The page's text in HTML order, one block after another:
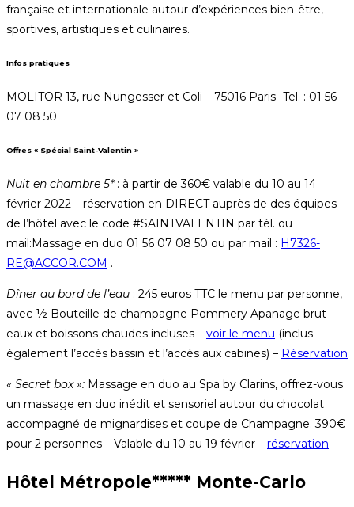
française et internationale autour d’expériences bien-être,
sportives, artistiques et culinaires.
Infos pratiques
MOLITOR 13, rue Nungesser et Coli – 75016 Paris -Tel. : 01 56
07 08 50
Offres « Spécial Saint-Valentin »
Nuit en chambre 5*: à partir de 360€ valable du 10 au 14
février 2022 – réservation en DIRECT auprès de des équipes
de l’hôtel avec le code #SAINTVALENTIN par tél. ou
mail:Massage en duo 01 56 07 08 50 ou par mail : H7326-
RE@ACCOR.COM .
Dîner au bord de l’eau : 245 euros TTC le menu par personne,
avec ½ Bouteille de champagne Pommery Apanage brut
eaux et boissons chaudes incluses – voir le menu (inclus
également l’accès bassin et l’accès aux cabines) – Réservation
« Secret box »: Massage en duo au Spa by Clarins, offrez-vous
un massage en duo inédit et sensoriel autour du chocolat
accompagné de mignardises et coupe de Champagne. 390€
pour 2 personnes – Valable du 10 au 19 février – réservation
Hôtel Métropole***** Monte-Carlo